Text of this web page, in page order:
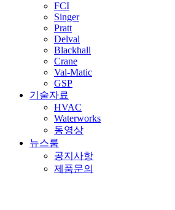
FCI
Singer
Pratt
Delval
Blackhall
Crane
Val-Matic
GSP
기술자료
HVAC
Waterworks
동영상
뉴스룸
공지사항
제품문의